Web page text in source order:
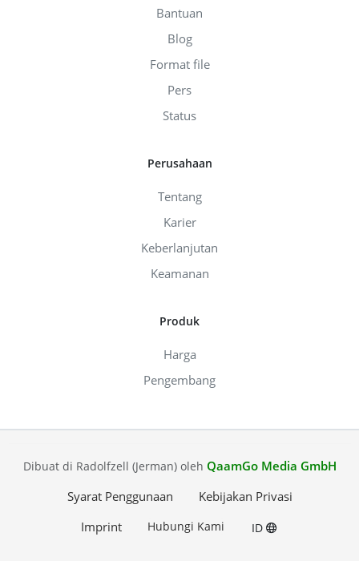
Bantuan
Blog
Format file
Pers
Status
Perusahaan
Tentang
Karier
Keberlanjutan
Keamanan
Produk
Harga
Pengembang
Dibuat di Radolfzell (Jerman) oleh QaamGo Media GmbH
Syarat Penggunaan
Kebijakan Privasi
Imprint
Hubungi Kami ID